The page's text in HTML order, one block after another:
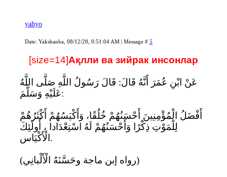
yahyo
Date: Yakshanba, 08/12/28, 0:51:04 AM | Message # 5
[size=14]Ақлли ва зийрак инсонлар
عَنْ ابْنِ عُمَرَ أَنَّهُ قَالَ: قَالَ رَسُولُ اللَّهِ صَلَّى اللَّهُ
عَلَيْهِ وَسَلَّمَ:
أَفْضَلُ الْمُؤْمِنِينَ أَحْسَنُهُمْ خُلُقًا، وَأَكْيَسُهُمْ أَكْثَرُهُمْ
لِلْمَوْتِ ذِكْرًا وَأَحْسَنُهُمْ لَهُ اسْتِعْدَادا ، أُولَئِكَ
الْأَكْيَاس.
(رواه إبن ماجة وحَسَّنَهُ الْأَلْبانِي)